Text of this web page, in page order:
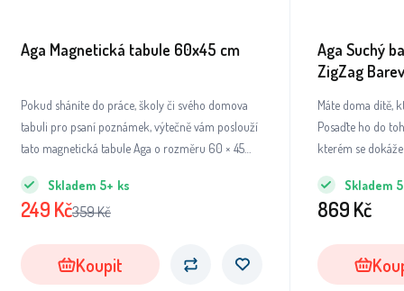
Aga Magnetická tabule 60x45 cm
Pokud sháníte do práce, školy či svého domova
tabuli pro psaní poznámek, výtečně vám poslouží
tato magnetická tabule Aga o rozměru 60 × 45
Skladem 5+ ks
249 Kč359Kč
Koupit
Aga Suchý
ZigZag
Máte doma dítě,
Posaďte ho do
kterém se
Skladem
869 Kč